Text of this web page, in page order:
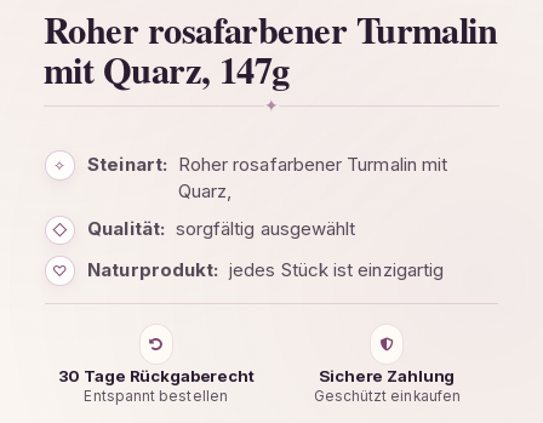
Roher rosafarbener Turmalin
mit Quarz, 147g
✦
30 Tage Rückgaberecht
Entspannt bestellen
Sichere Zahlung
Geschützt einkaufen
✧ Steinart: Roher rosafarbener Turmalin mit
Quarz,
◇ Qualität: sorgfältig ausgewählt
♡ Naturprodukt: jedes Stück ist einzigartig